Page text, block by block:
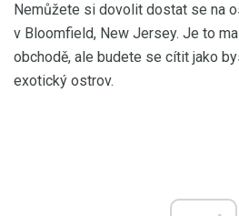
Nemůžete si dovolit dostat se na
v Bloomfield, New Jersey. Je to
obchodě, ale budete se cítit jako
exotický ostrov.